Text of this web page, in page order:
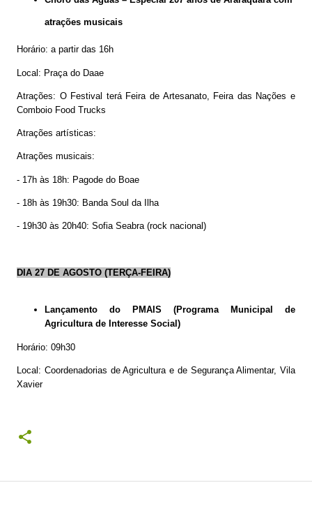
atrações musicais
Horário: a partir das 16h
Local: Praça do Daae
Atrações: O Festival terá Feira de Artesanato, Feira das Nações e
Comboio Food Trucks
Atrações artísticas:
Atrações musicais:
- 17h às 18h: Pagode do Boae
- 18h às 19h30: Banda Soul da Ilha
- 19h30 às 20h40: Sofia Seabra (rock nacional)
DIA 27 DE AGOSTO (TERÇA-FEIRA)
Lançamento do PMAIS (Programa Municipal de
Agricultura de Interesse Social)
Horário: 09h30
Local: Coordenadorias de Agricultura e de Segurança Alimentar, Vila
Xavier